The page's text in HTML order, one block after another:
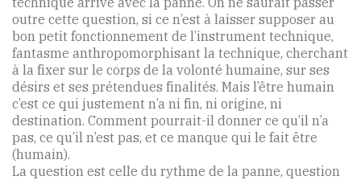
outre cette question, si ce n’est à laisser supposer au
bon petit fonctionnement de l’instrument technique,
fantasme anthropomorphisant la technique, cherchant
à la fixer sur le corps de la volonté humaine, sur ses
désirs et ses prétendues finalités. Mais l’être humain
c’est ce qui justement n’a ni fin, ni origine, ni
destination. Comment pourrait-il donner ce qu’il n’a
pas, ce qu’il n’est pas, et ce manque qui le fait être
(humain).
La question est celle du rythme de la panne, question